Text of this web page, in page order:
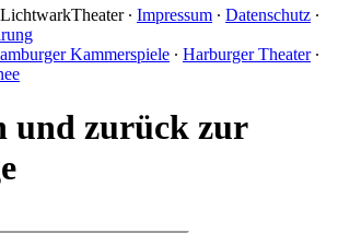
∙ Impressum ∙ Datenschutz ∙
Kammerspiele ∙ Harburger Theater∙
und zurück zur